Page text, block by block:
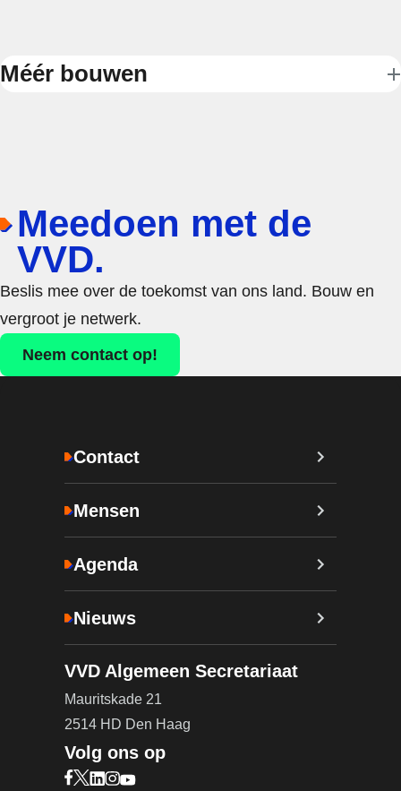
Méér bouwen
Meedoen met de
VVD.
Beslis mee over de toekomst van ons land. Bouw en
vergroot je netwerk.
Neem contact op!
Contact
Mensen
Agenda
Nieuws
VVD Algemeen Secretariaat
Mauritskade 21
2514 HD Den Haag
Volg ons op
Bezoek onze Facebook pagina (opent in nieuw
Bezoek onze X pagina (opent in nieuw tabblad)
Bezoek onze LinkedIn pagina (opent in nieuw
Bezoek onze Instagram pagina (opent in
Bezoek onze YouTube pagina (opent in